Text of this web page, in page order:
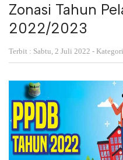
Zonasi Tahun
2022/2023
Terbit : Sabtu, 2 Juli 2022 -